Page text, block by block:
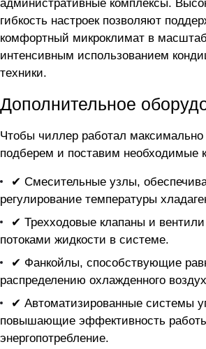
административные комплексы.
гибкость настроек позволяют
комфортный микроклимат в
интенсивным использованием
техники.
Дополнительное
Чтобы чиллер работал
подберем и поставим необходимые
✔ Смесительные узлы,
регулирование температуры
✔ Трехходовые клапаны и
потоками жидкости в системе.
✔ Фанкойлы, способствующие
распределению охлажденного
✔ Автоматизированные системы
повышающие эффективность
энергопотребление.